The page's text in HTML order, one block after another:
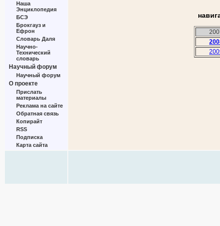
Наша
Энциклопедия
БСЭ
Брокгауз и
Ефрон
Словарь Даля
Научно-
Технический
словарь
Научный форум
Научный форум
О проекте
Прислать
материалы
Реклама на сайте
Обратная связь
Копирайт
RSS
Подписка
Карта сайта